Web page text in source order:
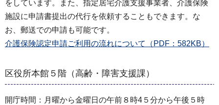
をしています。また、指定居宅介護支援事業者、介護保険
施設に申請書提出の代行を依頼することもできます。な
お、郵送での申請も可能です。
介護保険認定申請ご利用の流れについて（PDF：582KB）
区役所本館５階（高齢・障害支援課）
開庁時間：月曜から金曜日の午前８時4５分から午後５時